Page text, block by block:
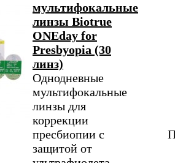
мультифокальные
линзы Biotrue
ONEday for
Presbyopia (30
линз)
Однодневные
мультифокальные
линзы для
коррекции
пресбиопии с
защитой от